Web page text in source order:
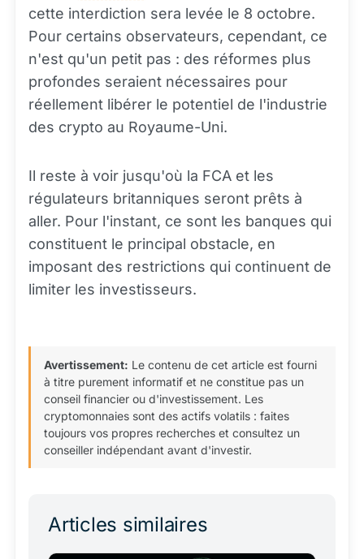
cette interdiction sera levée le 8 octobre.
Pour certains observateurs, cependant, ce
n'est qu'un petit pas : des réformes plus
profondes seraient nécessaires pour
réellement libérer le potentiel de l'industrie
des crypto au Royaume-Uni.
Il reste à voir jusqu'où la FCA et les
régulateurs britanniques seront prêts à
aller. Pour l'instant, ce sont les banques qui
constituent le principal obstacle, en
imposant des restrictions qui continuent de
limiter les investisseurs.
Avertissement: Le contenu de cet article est fourni
à titre purement informatif et ne constitue pas un
conseil financier ou d'investissement. Les
cryptomonnaies sont des actifs volatils : faites
toujours vos propres recherches et consultez un
conseiller indépendant avant d'investir.
Articles similaires